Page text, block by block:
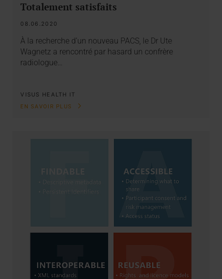
Totalement satisfaits
08.06.2020
À la recherche d’un nouveau PACS, le Dr Ute
Wagnetz a rencontré par hasard un confrère
radiologue…
VISUS HEALTH IT
EN SAVOIR PLUS